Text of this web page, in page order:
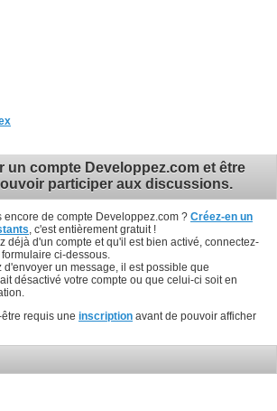
un compte Developpez.com et être
participer aux discussions.
encore de compte Developpez.com ? Créez-en un
, c'est entièrement gratuit !
déjà d'un compte et qu'il est bien activé, connectez-
ci-dessous.
d'envoyer un message, il est possible que
désactivé votre compte ou que celui-ci soit en
requis une inscription avant de pouvoir afficher